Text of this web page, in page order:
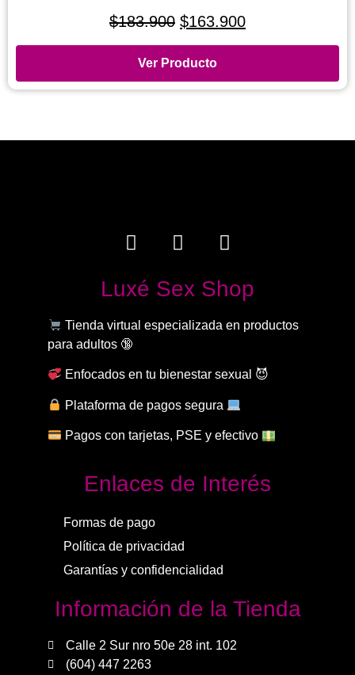
$183.900 $163.900
Ver Producto
Luxé Sex Shop
Tienda virtual especializada en productos
para adultos 🔞
Enfocados en tu bienestar sexual 😈
Plataforma de pagos segura
Pagos con tarjetas, PSE y efectivo
Enlaces de Interés
Formas de pago
Política de privacidad
Garantías y confidencialidad
Información de la Tienda
Calle 2 Sur nro 50e 28 int. 102
(604) 447 2263